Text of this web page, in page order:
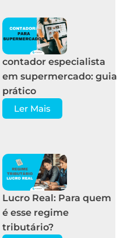
contador especialista
em supermercado: guia
prático
Ler Mais
Lucro Real: Para quem
é esse regime
tributário?